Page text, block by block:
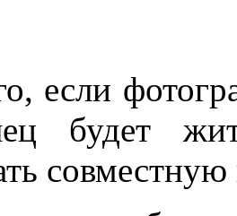
если
будет